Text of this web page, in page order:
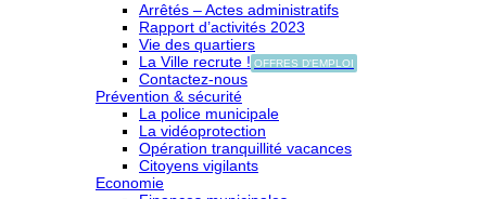
Arrêtés – Actes administratifs
Rapport d’activités 2023
Vie des quartiers
La Ville recrute ! OFFRES D'EMPLOI
Contactez-nous
Prévention & sécurité
La police municipale
La vidéoprotection
Opération tranquillité vacances
Citoyens vigilants
Economie